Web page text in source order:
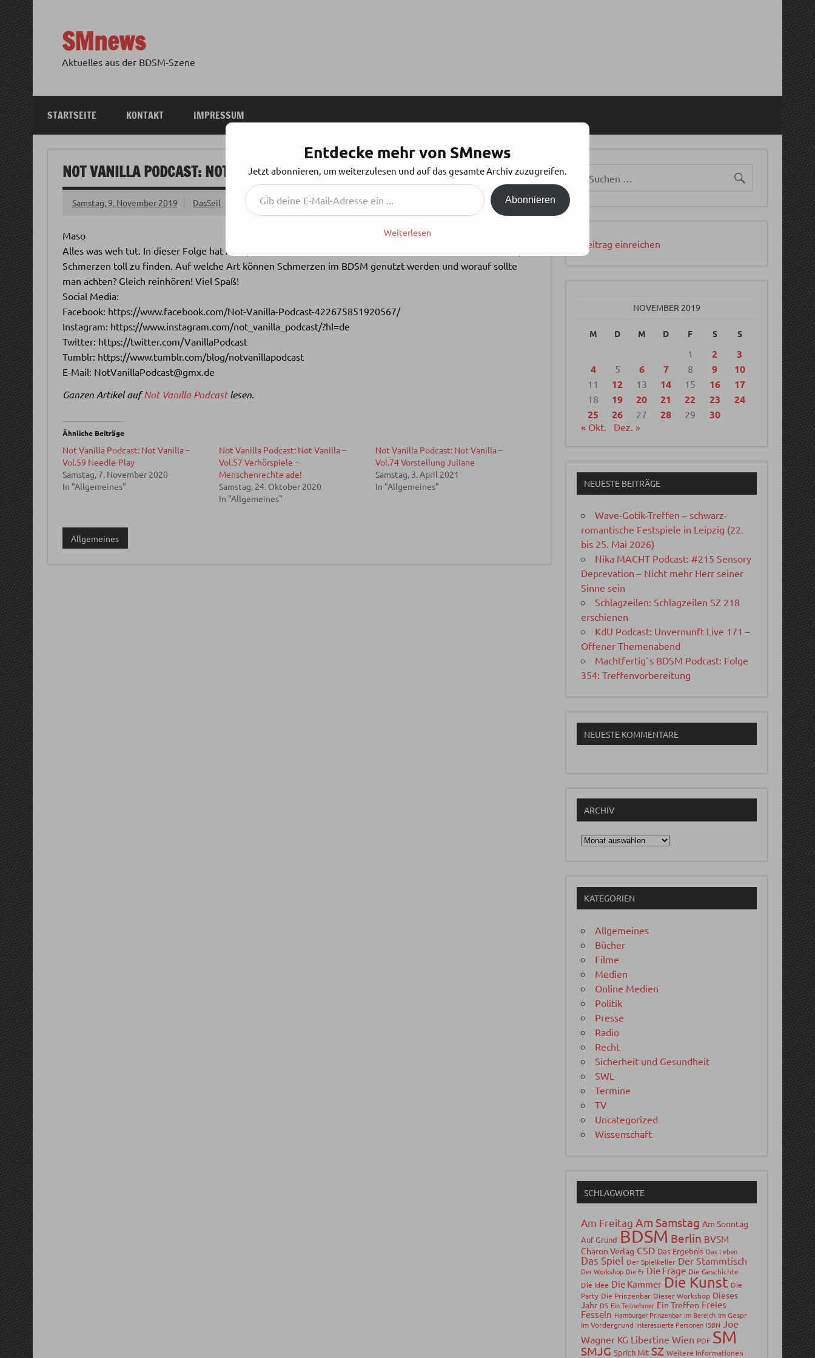
Zum
Inhalt
springen
SMnews
Aktuelles aus der BDSM-Szene
STARTSEITE KONTAKT IMPRESSUM
NOT VANILLA PODCAST: NOT VANILLA – VOL.23 MASOCHISMUS
Samstag, 9. November 2019 DasSeil
Maso
Alles was weh tut. In dieser Folge hat Marc, Nathalie zu Gast. Sie ist Masochistin und erzählt uns wie es ist,
Schmerzen toll zu finden. Auf welche Art können Schmerzen im BDSM genutzt werden und worauf sollte
man achten? Gleich reinhören! Viel Spaß!
Social Media:
Facebook: https://www.facebook.com/Not-Vanilla-Podcast-422675851920567/
Instagram: https://www.instagram.com/not_vanilla_podcast/?hl=de
Twitter: https://twitter.com/VanillaPodcast
Tumblr: https://www.tumblr.com/blog/notvanillapodcast
E-Mail: NotVanillaPodcast@gmx.de
Ganzen Artikel aufNot Vanilla Podcastlesen.
Ähnliche Beiträge
Not Vanilla Podcast: Not Vanilla –
Vol.59 Needle-Play
Samstag, 7. November 2020
In "Allgemeines"
Not Vanilla Podcast: Not Vanilla –
Vol.57 Verhörspiele –
Menschenrechte ade!
Samstag, 24. Oktober 2020
In "Allgemeines"
Not Vanilla Podcast: Not Vanilla –
Vol.74 Vorstellung Juliane
Samstag, 3. April 2021
In "Allgemeines"
Allgemeines
Beitrag einreichen
NOVEMBER 2019
M D M D F S S
1 2
3
4
5 6 7 8 9 10
11 12 13 14 15 16 17
18 19 20 21 22 23
24
25
26 27 28 29 30
« Okt. Dez. »
NEUESTE BEITRÄGE
Wave-Gotik-Treffen – schwarz-
romantische Festspiele in Leipzig (22.
bis 25. Mai 2026)
Nika MACHT Podcast: #215 Sensory
Deprevation – Nicht mehr Herr seiner
Sinne sein
Schlagzeilen: Schlagzeilen SZ 218
erschienen
KdU Podcast: Unvernunft Live 171 –
Offener Themenabend
Machtfertig`s BDSM Podcast: Folge
354: Treffenvorbereitung
NEUESTE KOMMENTARE
ARCHIV
Archiv
KATEGORIEN
Allgemeines
Bücher
Filme
Medien
Online Medien
Politik
Presse
Radio
Recht
Sicherheit und Gesundheit
SWL
Termine
TV
Uncategorized
Wissenschaft
SCHLAGWORTE
Am Freitag Am Samstag Am Sonntag
Auf Grund BDSM Berlin BVSM
Charon Verlag CSD Das Ergebnis Das Leben
Das Spiel Der Spielkeller Der Stammtisch
Der Workshop Die Er Die Frage Die Geschichte
Die Idee Die Kammer Die Kunst Die
Party Die Prinzenbar Dieser Workshop Dieses
Jahr DS Ein Teilnehmer Ein Treffen Freies
Fesseln Hamburger Prinzenbar Im Bereich Im Gespr
Im Vordergrund Interessierte Personen ISBN
Joe
Wagner KG Libertine Wien PDF SM
SMJG Sprich Mit SZ Weitere Informationen
Entdecke mehr von SMnews
Jetzt abonnieren, um weiterzulesen und auf das gesamte Archiv zuzugreifen.
Gib deine E-Mail-Adresse ein ...
Abonnieren
Weiterlesen